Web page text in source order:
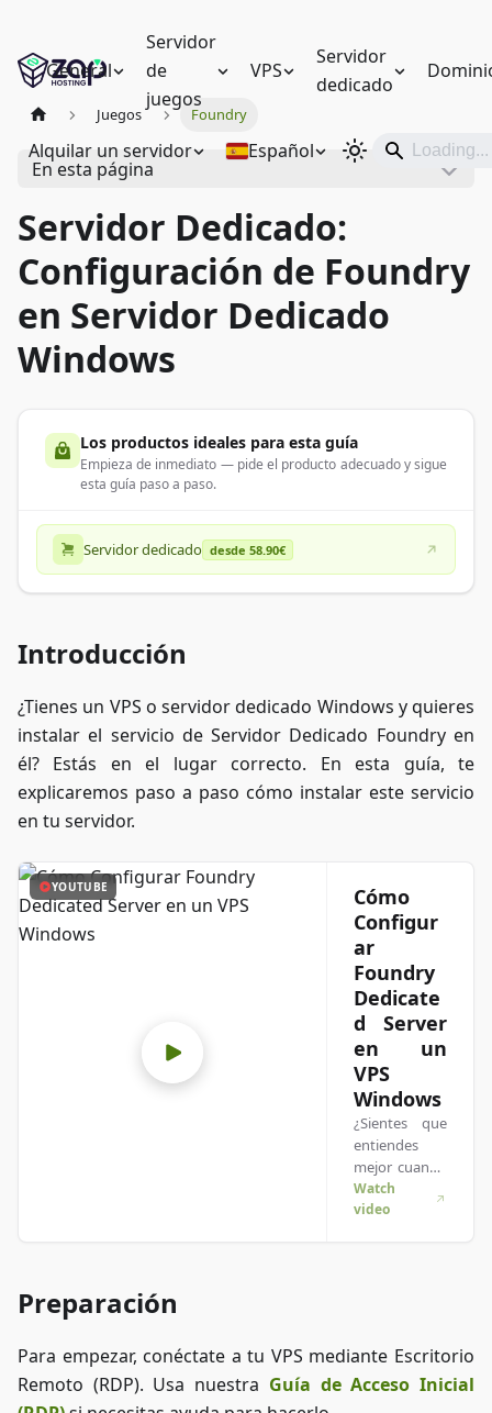
General
Servidor
de
juegos
VPS
Servidor
dedicado
Alquilar un servidor Español
Juegos Foundry
En esta página
Servidor Dedicado:
Configuración de Foundry
en Servidor Dedicado
Windows
Los productos ideales para esta guía
Empieza de inmediato — pide el producto adecuado y sigue
esta guía paso a paso.
Servidor dedicado desde 58.90€
Introducción
¿Tienes un VPS o servidor dedicado Windows y quieres
instalar el servicio de Servidor Dedicado Foundry en
él? Estás en el lugar correcto. En esta guía, te
explicaremos paso a paso cómo instalar este servicio
en tu servidor.
YOUTUBE
Cómo
Configur
ar
Foundry
Dedicate
d Server
en un
VPS
Windows
¿Sientes que
entiendes
mejor cuando
ves las cosas
en acción? ¡Te
Ya sea que
tengas prisa o
Watch
video
Preparación
Para empezar, conéctate a tu VPS mediante Escritorio
Remoto (RDP). Usa nuestra Guía de Acceso Inicial